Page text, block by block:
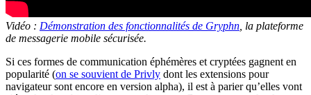
Vidéo : Démonstration des fonctionnalités de Gryphn , la plateforme
de messagerie mobile sécurisée.
Si ces formes de communication éphémères et cryptées gagnent en
popularité (on se souvient de Privly dont les extensions pour
navigateur sont encore en version alpha), il est à parier qu’elles vont